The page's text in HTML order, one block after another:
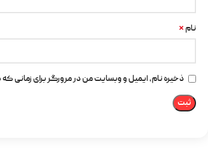
نام *
ذخیره نام، ایمیل و وبسایت من در مرورگر برای زمانی